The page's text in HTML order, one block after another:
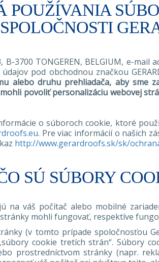
POUŽÍVANIA
SPOLOČNOSTI
3700 TONGEREN, BELGIUM, e-mail
pod obchodnou značkou
alebo druhu prehliadača, aby sme
povoliť personalizáciu webovej
o súboroch cookie, ktoré
. Pre viac informácií o našich
http://www.gerardroofs.sk/sk/
SÚ SÚBORY
na váš počítač alebo mobilné
mohli fungovať, respektíve
(v tomto prípade spoločnosťou
cookie tretích strán“. Súbory
prostredníctvom stránky (napr.